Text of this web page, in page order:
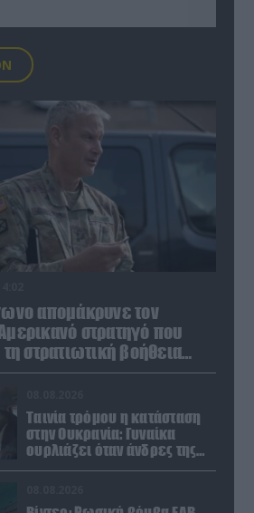
απομάκρυνε τον
στρατηγό που
τη στρατιωτική βοήθεια
Ταινία τρόμου η κατάσταση
στην Ουκρανία: Γυναίκα
ουρλιάζει όταν άνδρες της
TCC πήραν τον σύντροφό της